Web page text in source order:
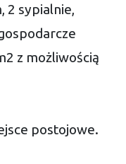
2 sypialnie,
z możliwością
postojowe.